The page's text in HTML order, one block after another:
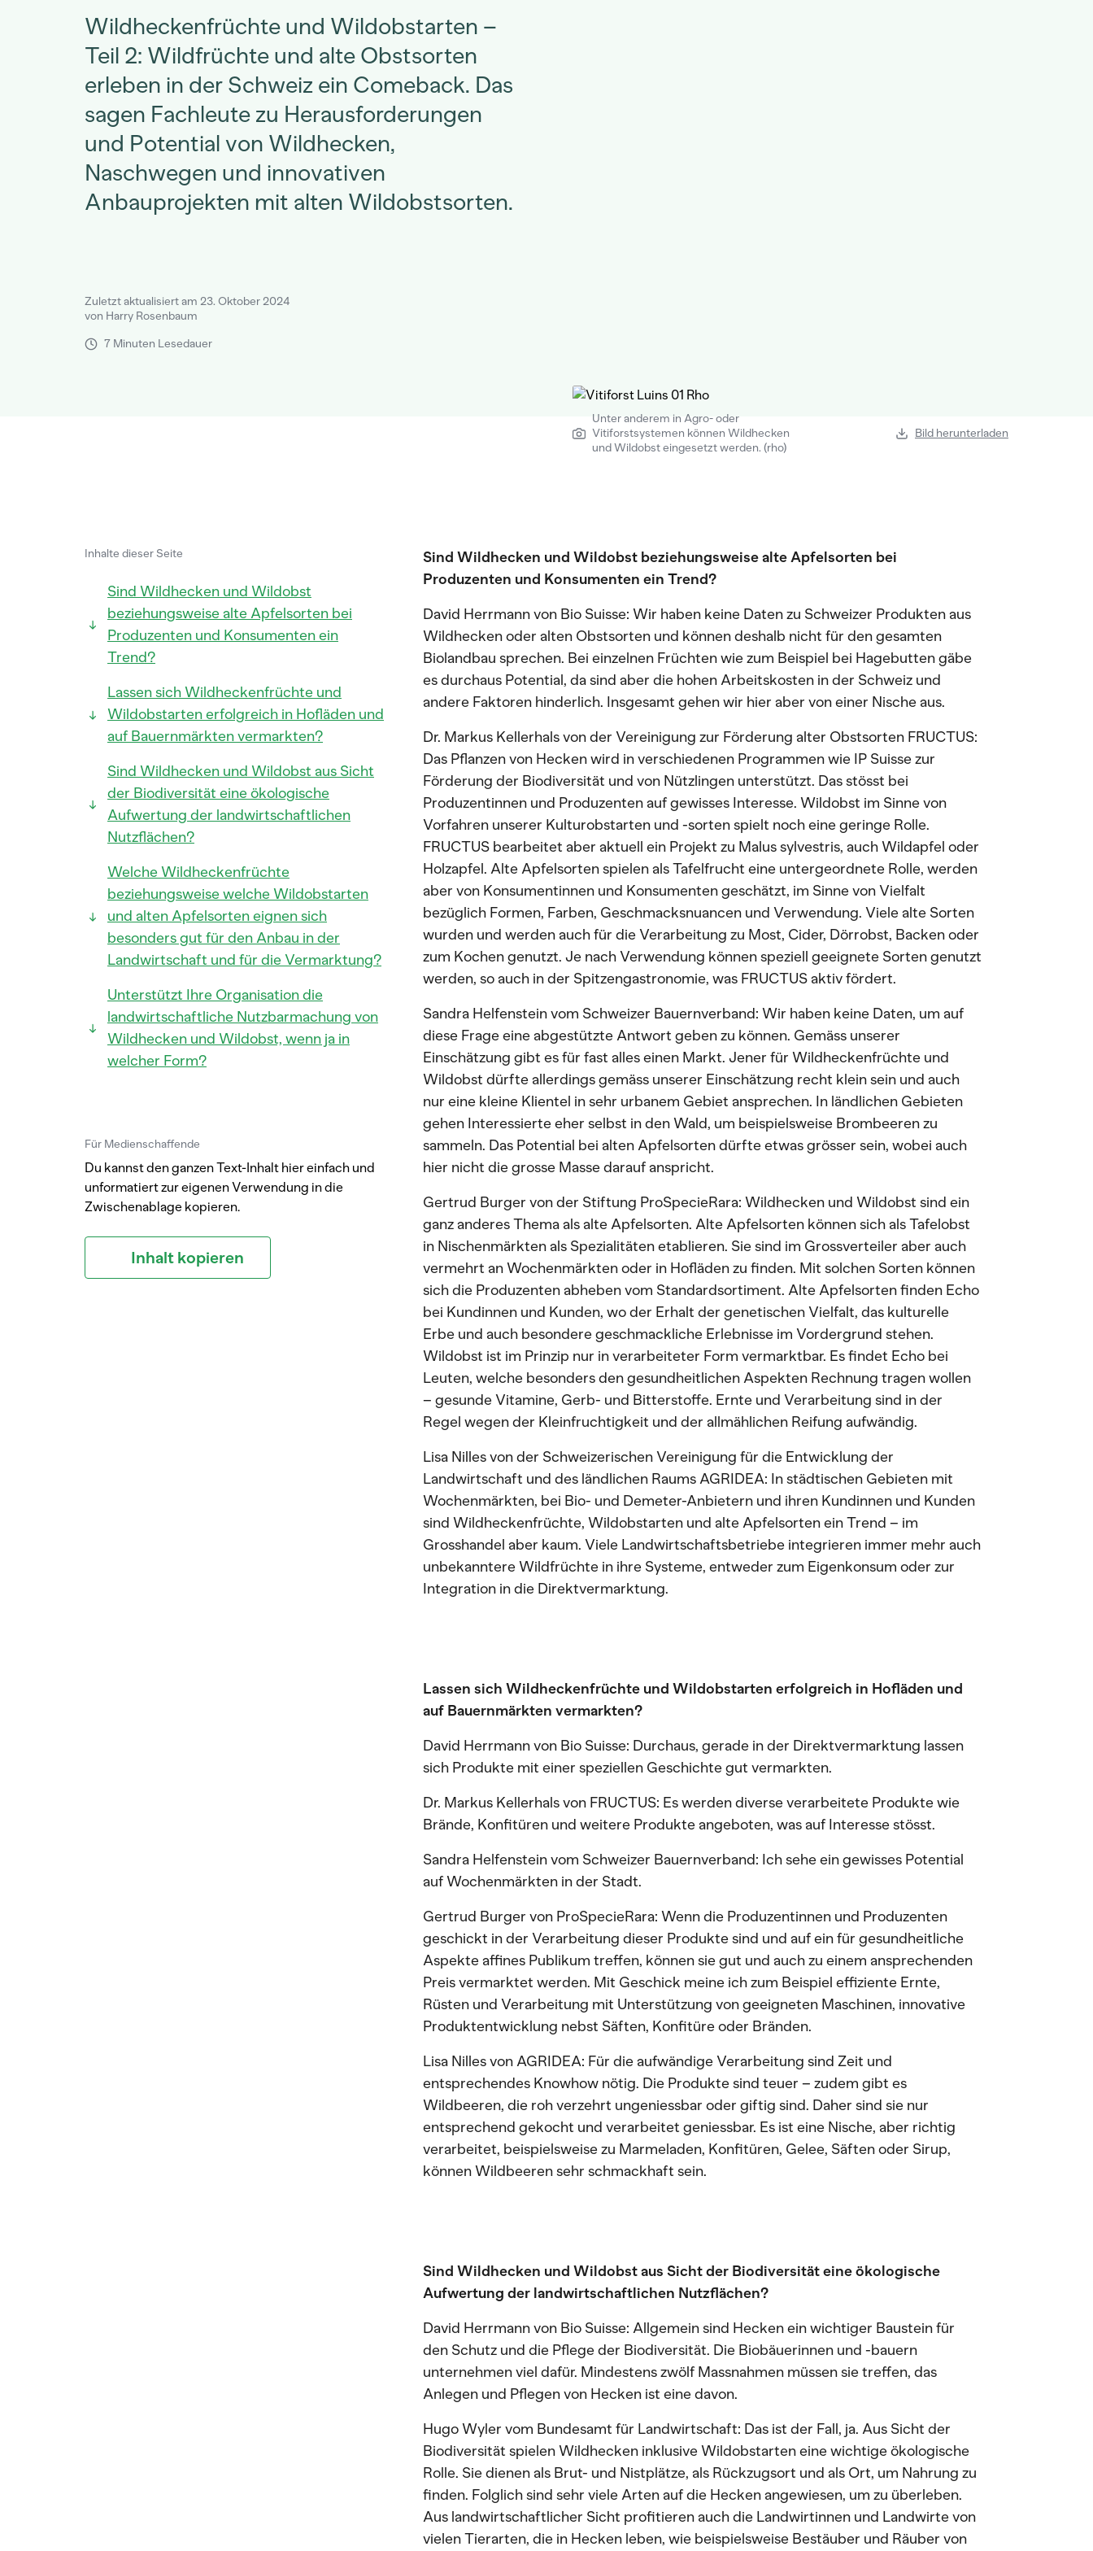
Wildheckenfrüchte und Wildobstarten –
Teil 2: Wildfrüchte und alte Obstsorten
erleben in der Schweiz ein Comeback. Das
sagen Fachleute zu Herausforderungen
und Potential von Wildhecken,
Naschwegen und innovativen
Anbauprojekten mit alten Wildobstsorten.
Zuletzt aktualisiert am 23. Oktober 2024
von Harry Rosenbaum
7 Minuten Lesedauer
Unter anderem in Agro- oder
Vitiforstsystemen können Wildhecken
und Wildobst eingesetzt werden. (rho)
Bild herunterladen
Inhalte dieser Seite
Sind Wildhecken und Wildobst
beziehungsweise alte Apfelsorten bei
Produzenten und Konsumenten ein
Trend?
Lassen sich Wildheckenfrüchte und
Wildobstarten erfolgreich in Hofläden und
auf Bauernmärkten vermarkten?
Sind Wildhecken und Wildobst aus Sicht
der Biodiversität eine ökologische
Aufwertung der landwirtschaftlichen
Nutzflächen?
Welche Wildheckenfrüchte
beziehungsweise welche Wildobstarten
und alten Apfelsorten eignen sich
besonders gut für den Anbau in der
Landwirtschaft und für die Vermarktung?
Unterstützt Ihre Organisation die
landwirtschaftliche Nutzbarmachung von
Wildhecken und Wildobst, wenn ja in
welcher Form?
Für Medienschaffende
Du kannst den ganzen Text-Inhalt hier einfach und
unformatiert zur eigenen Verwendung in die
Zwischenablage kopieren.
Inhalt kopieren
Sind Wildhecken und Wildobst beziehungsweise alte Apfelsorten bei
Produzenten und Konsumenten ein Trend?
David Herrmann von Bio Suisse: Wir haben keine Daten zu Schweizer Produkten aus
Wildhecken oder alten Obstsorten und können deshalb nicht für den gesamten
Biolandbau sprechen. Bei einzelnen Früchten wie zum Beispiel bei Hagebutten gäbe
es durchaus Potential, da sind aber die hohen Arbeitskosten in der Schweiz und
andere Faktoren hinderlich. Insgesamt gehen wir hier aber von einer Nische aus.
Dr. Markus Kellerhals von der Vereinigung zur Förderung alter Obstsorten FRUCTUS:
Das Pflanzen von Hecken wird in verschiedenen Programmen wie IP Suisse zur
Förderung der Biodiversität und von Nützlingen unterstützt. Das stösst bei
Produzentinnen und Produzenten auf gewisses Interesse. Wildobst im Sinne von
Vorfahren unserer Kulturobstarten und -sorten spielt noch eine geringe Rolle.
FRUCTUS bearbeitet aber aktuell ein Projekt zu Malus sylvestris, auch Wildapfel oder
Holzapfel. Alte Apfelsorten spielen als Tafelfrucht eine untergeordnete Rolle, werden
aber von Konsumentinnen und Konsumenten geschätzt, im Sinne von Vielfalt
bezüglich Formen, Farben, Geschmacksnuancen und Verwendung. Viele alte Sorten
wurden und werden auch für die Verarbeitung zu Most, Cider, Dörrobst, Backen oder
zum Kochen genutzt. Je nach Verwendung können speziell geeignete Sorten genutzt
werden, so auch in der Spitzengastronomie, was FRUCTUS aktiv fördert.
Sandra Helfenstein vom Schweizer Bauernverband: Wir haben keine Daten, um auf
diese Frage eine abgestützte Antwort geben zu können. Gemäss unserer
Einschätzung gibt es für fast alles einen Markt. Jener für Wildheckenfrüchte und
Wildobst dürfte allerdings gemäss unserer Einschätzung recht klein sein und auch
nur eine kleine Klientel in sehr urbanem Gebiet ansprechen. In ländlichen Gebieten
gehen Interessierte eher selbst in den Wald, um beispielsweise Brombeeren zu
sammeln. Das Potential bei alten Apfelsorten dürfte etwas grösser sein, wobei auch
hier nicht die grosse Masse darauf anspricht.
Gertrud Burger von der Stiftung ProSpecieRara: Wildhecken und Wildobst sind ein
ganz anderes Thema als alte Apfelsorten. Alte Apfelsorten können sich als Tafelobst
in Nischenmärkten als Spezialitäten etablieren. Sie sind im Grossverteiler aber auch
vermehrt an Wochenmärkten oder in Hofläden zu finden. Mit solchen Sorten können
sich die Produzenten abheben vom Standardsortiment. Alte Apfelsorten finden Echo
bei Kundinnen und Kunden, wo der Erhalt der genetischen Vielfalt, das kulturelle
Erbe und auch besondere geschmackliche Erlebnisse im Vordergrund stehen.
Wildobst ist im Prinzip nur in verarbeiteter Form vermarktbar. Es findet Echo bei
Leuten, welche besonders den gesundheitlichen Aspekten Rechnung tragen wollen
– gesunde Vitamine, Gerb- und Bitterstoffe. Ernte und Verarbeitung sind in der
Regel wegen der Kleinfruchtigkeit und der allmählichen Reifung aufwändig.
Lisa Nilles von der Schweizerischen Vereinigung für die Entwicklung der
Landwirtschaft und des ländlichen Raums AGRIDEA: In städtischen Gebieten mit
Wochenmärkten, bei Bio- und Demeter-Anbietern und ihren Kundinnen und Kunden
sind Wildheckenfrüchte, Wildobstarten und alte Apfelsorten ein Trend – im
Grosshandel aber kaum. Viele Landwirtschaftsbetriebe integrieren immer mehr auch
unbekanntere Wildfrüchte in ihre Systeme, entweder zum Eigenkonsum oder zur
Integration in die Direktvermarktung.
Lassen sich Wildheckenfrüchte und Wildobstarten erfolgreich in Hofläden und
auf Bauernmärkten vermarkten?
David Herrmann von Bio Suisse: Durchaus, gerade in der Direktvermarktung lassen
sich Produkte mit einer speziellen Geschichte gut vermarkten.
Dr. Markus Kellerhals von FRUCTUS: Es werden diverse verarbeitete Produkte wie
Brände, Konfitüren und weitere Produkte angeboten, was auf Interesse stösst.
Sandra Helfenstein vom Schweizer Bauernverband: Ich sehe ein gewisses Potential
auf Wochenmärkten in der Stadt.
Gertrud Burger von ProSpecieRara: Wenn die Produzentinnen und Produzenten
geschickt in der Verarbeitung dieser Produkte sind und auf ein für gesundheitliche
Aspekte affines Publikum treffen, können sie gut und auch zu einem ansprechenden
Preis vermarktet werden. Mit Geschick meine ich zum Beispiel effiziente Ernte,
Rüsten und Verarbeitung mit Unterstützung von geeigneten Maschinen, innovative
Produktentwicklung nebst Säften, Konfitüre oder Bränden.
Lisa Nilles von AGRIDEA: Für die aufwändige Verarbeitung sind Zeit und
entsprechendes Knowhow nötig. Die Produkte sind teuer – zudem gibt es
Wildbeeren, die roh verzehrt ungeniessbar oder giftig sind. Daher sind sie nur
entsprechend gekocht und verarbeitet geniessbar. Es ist eine Nische, aber richtig
verarbeitet, beispielsweise zu Marmeladen, Konfitüren, Gelee, Säften oder Sirup,
können Wildbeeren sehr schmackhaft sein.
Sind Wildhecken und Wildobst aus Sicht der Biodiversität eine ökologische
Aufwertung der landwirtschaftlichen Nutzflächen?
David Herrmann von Bio Suisse: Allgemein sind Hecken ein wichtiger Baustein für
den Schutz und die Pflege der Biodiversität. Die Biobäuerinnen und -bauern
unternehmen viel dafür. Mindestens zwölf Massnahmen müssen sie treffen, das
Anlegen und Pflegen von Hecken ist eine davon.
Hugo Wyler vom Bundesamt für Landwirtschaft: Das ist der Fall, ja. Aus Sicht der
Biodiversität spielen Wildhecken inklusive Wildobstarten eine wichtige ökologische
Rolle. Sie dienen als Brut- und Nistplätze, als Rückzugsort und als Ort, um Nahrung zu
finden. Folglich sind sehr viele Arten auf die Hecken angewiesen, um zu überleben.
Aus landwirtschaftlicher Sicht profitieren auch die Landwirtinnen und Landwirte von
vielen Tierarten, die in Hecken leben, wie beispielsweise Bestäuber und Räuber von